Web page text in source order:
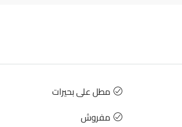
مطل على بحيرات
مفروش